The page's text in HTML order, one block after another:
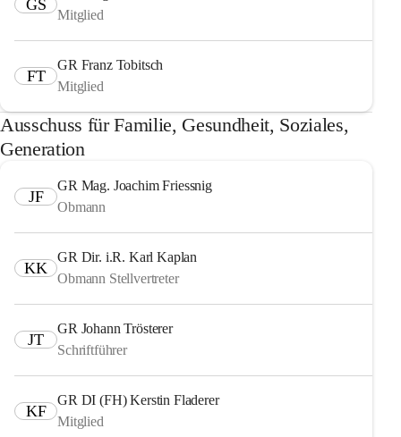
GS
Mitglied
FT
GR Franz Tobitsch
Mitglied
Ausschuss für Familie, Gesundheit, Soziales,
Generation
JF
GR Mag. Joachim Friessnig
Obmann
KK
GR Dir. i.R. Karl Kaplan
Obmann Stellvertreter
JT
GR Johann Trösterer
Schriftführer
KF
GR DI (FH) Kerstin Fladerer
Mitglied